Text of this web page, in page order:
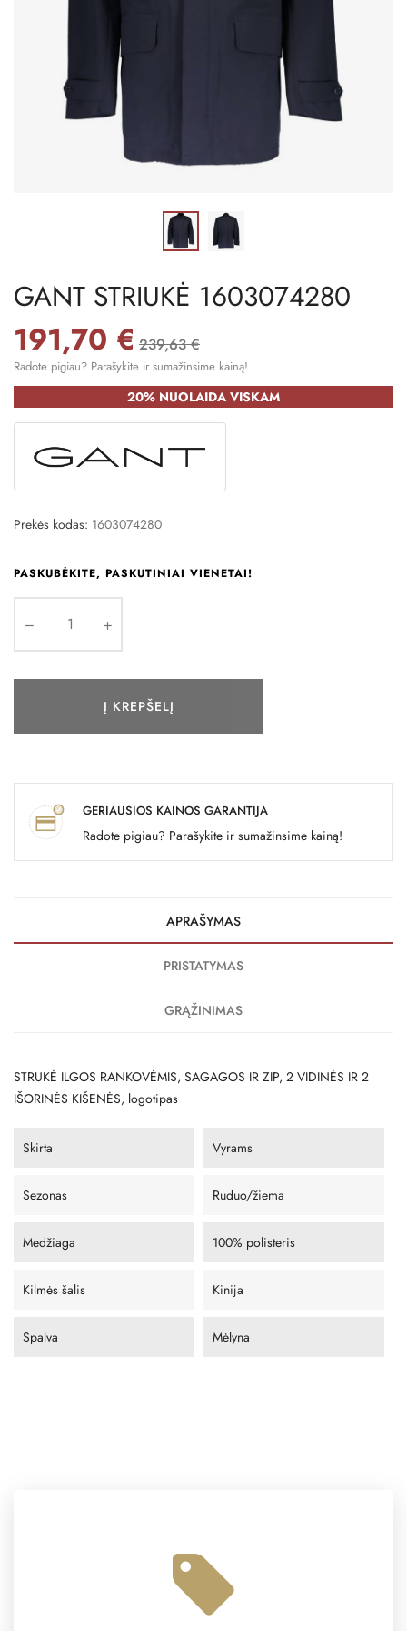
GANT STRIUKĖ 1603074280
191,70 € 239,63 €
Radote pigiau? Parašykite ir sumažinsime kainą!
20% NUOLAIDA VISKAM
Prekės kodas: 1603074280
PASKUBĖKITE, PASKUTINIAI VIENETAI!
Į KREPŠELĮ
GERIAUSIOS KAINOS GARANTIJA
Radote pigiau? Parašykite ir sumažinsime kainą!
APRAŠYMAS
PRISTATYMAS
GRĄŽINIMAS
STRUKĖ ILGOS RANKOVĖMIS, SAGAGOS IR ZIP, 2 VIDINĖS IR 2
IŠORINĖS KIŠENĖS, logotipas
Skirta Vyrams
Sezonas Ruduo/žiema
Medžiaga 100% polisteris
Kilmės šalis Kinija
Spalva Mėlyna